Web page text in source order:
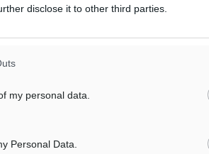
disclose it to other third parties.
my personal data.
Personal Data.